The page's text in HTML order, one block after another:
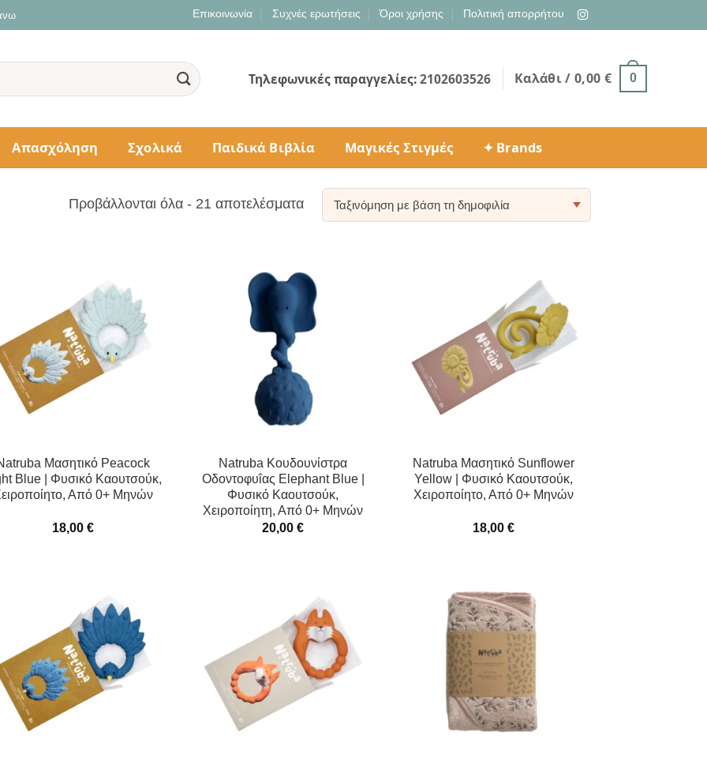
Επικοινωνία Συχνές ερωτήσεις Όροι χρήσης Πολιτική απορρήτου
Τηλεφωνικές παραγγελίες:2102603526 Καλάθι / 0,00 € 0
Απασχόληση Σχολικά Παιδικά Βιβλία Μαγικές Στιγμές ✦ Brands
Προβάλλονται όλα - 21 αποτελέσματαSorted
Μασητικό Peacock
Blue | Φυσικό Καουτσούκ,
Από 0+ Μηνών
18,00 €
Natruba Κουδουνίστρα
Οδοντοφυΐας Elephant Blue |
Φυσικό Καουτσούκ,
Χειροποίητη, Από 0+ Μηνών
20,00€
Natruba Μασητικό Sunflower
Yellow | Φυσικό Καουτσούκ,
Χειροποίητο, Από 0+ Μηνών
18,00€